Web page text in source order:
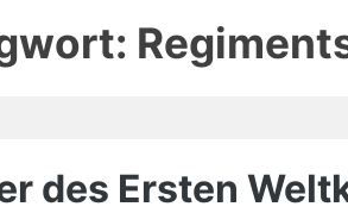
des Ersten